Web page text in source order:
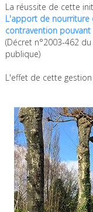
La réussite de cette
L'apport de nourriture
contravention pouvant
(Décret n°2003-462
publique)
L'effet de cette